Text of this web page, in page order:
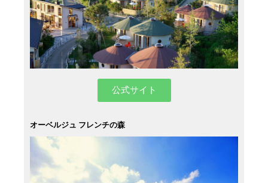
公式サイト
オーベルジュ フレンチの森